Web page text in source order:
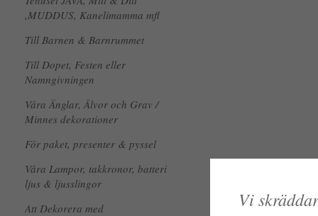
,MUDDUS, Kanelimamma mfl
Till Barnen & Barnrummet
Till Dopet, Festen eller
Namngivningen
Våra Änglar, Älvor och Grav /
Minnes dekorationer
För paket, presenter & pyssel
Våra Lampor, takkronor, batteri
ljus & ljusslingor
Att Dekorera med
Vi